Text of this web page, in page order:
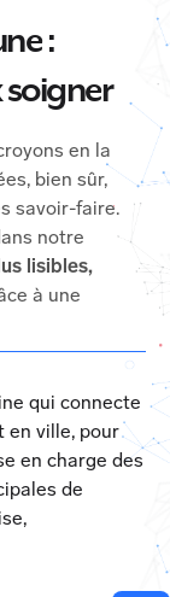
:
en la
bien sûr,
savoir-faire.
notre
lisibles,
à une
qui connecte
en ville, pour
en charge des
de